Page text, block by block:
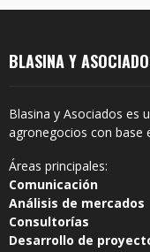
BLASINA Y
Blasina y Asociados es
agronegocios con base
Áreas principales:
Comunicación
Análisis de mercados
Consultorías
Desarrollo de